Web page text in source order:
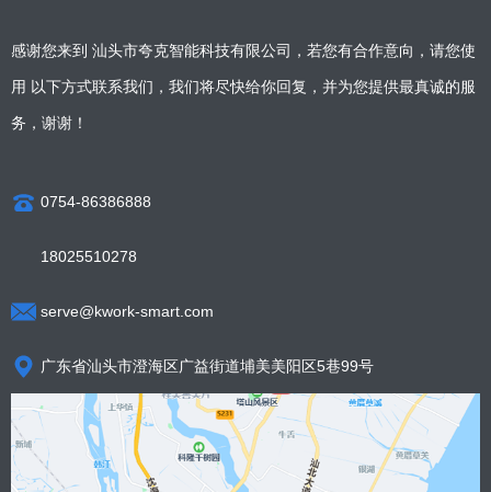
感谢您来到 汕头市夸克智能科技有限公司，若您有合作意向，请您使
用 以下方式联系我们，我们将尽快给你回复，并为您提供最真诚的服
务，谢谢！
0754-86386888
18025510278
serve@kwork-smart.com
广东省汕头市澄海区广益街道埔美美阳区5巷99号